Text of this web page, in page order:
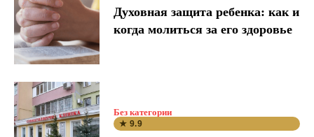
Духовная защита ребенка: как и
когда молиться за его здоровье
Без категории
★ 9.9